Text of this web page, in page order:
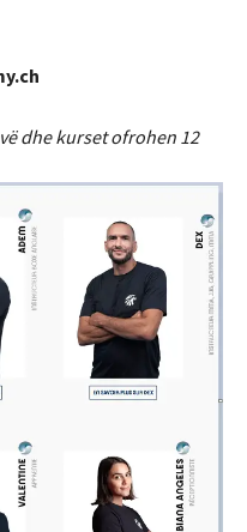
dhe kurset ofrohen 12